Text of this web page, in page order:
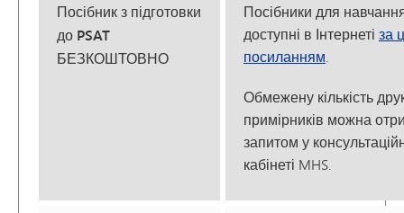
Посібник з підготовки
до PSAT
БЕЗКОШТОВНО
Посібники для
доступні в Інтернеті за
посиланням.
Обмежену кількість
примірників можна
запитом у
кабінеті MHS.